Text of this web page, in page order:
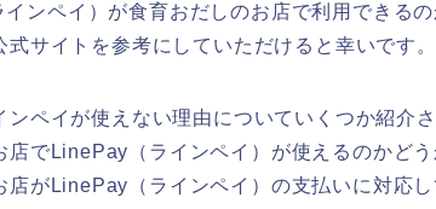
ンペイ）が食育おだしのお店で利用できる
サイトを参考にしていただけると幸いです。
ンペイが使えない理由についていくつか紹介
店でLinePay（ラインペイ）が使えるのかど
店がLinePay（ラインペイ）の支払いに対応